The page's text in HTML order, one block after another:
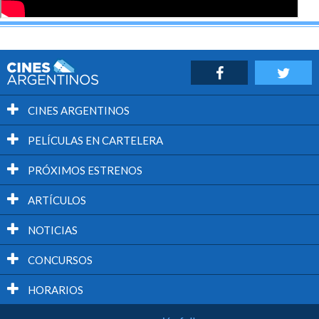
CINES ARGENTINOS
PELÍCULAS EN CARTELERA
PRÓXIMOS ESTRENOS
ARTÍCULOS
NOTICIAS
CONCURSOS
HORARIOS